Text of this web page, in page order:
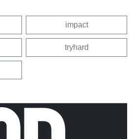
impact
tryhard